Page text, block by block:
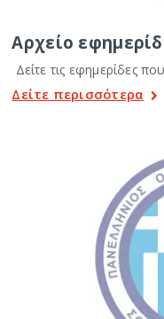
Αρχείο
Δείτε τις εφημερίδες
Δείτε περισσότερα